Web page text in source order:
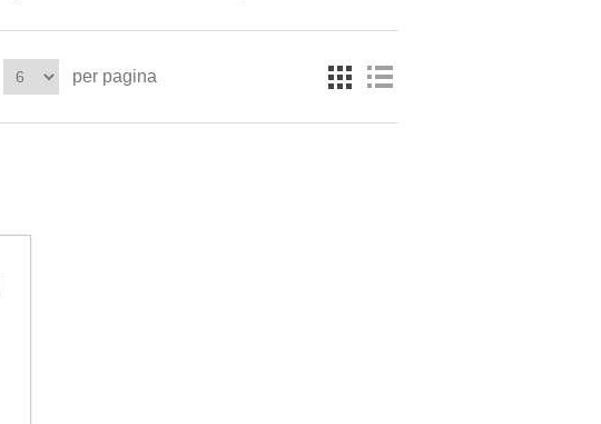
per pagina